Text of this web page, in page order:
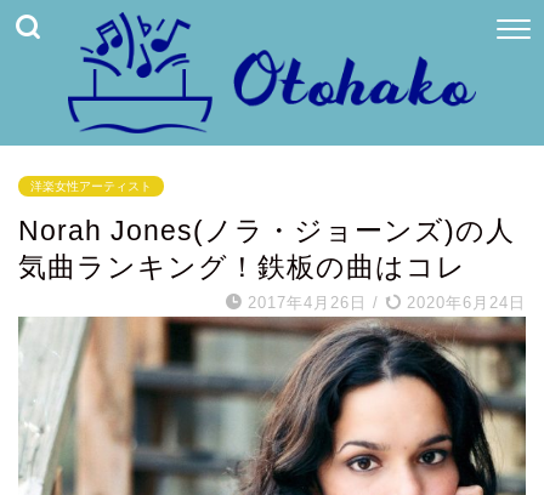
洋楽女性アーティスト
Norah Jones(ノラ・ジョーンズ)の人
気曲ランキング！鉄板の曲はコレ
2017年4月26日 / 2020年6月24日